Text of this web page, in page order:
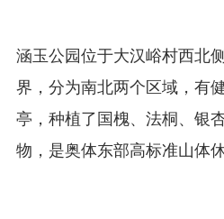
涵玉公园位于大汉峪村西北
界，分为南北两个区域，有
亭，种植了国槐、法桐、银
物，是奥体东部高标准山体